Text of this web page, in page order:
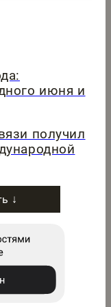
июня и
получил
↓